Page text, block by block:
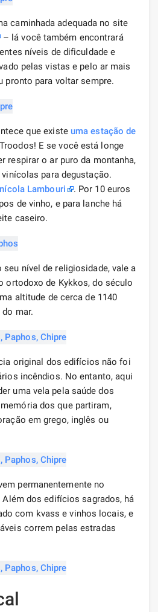
caminhada adequada no site
– lá você também encontrará
níveis de dificuldade e
pelas vistas e pelo ar mais
pronto para voltar sempre.
que existe uma estação de
E se você está longe
respirar o ar puro da montanha,
para degustação.
Lambouri
. Por 10 euros
de vinho, e para lanche há
caseiro.
seu nível de religiosidade, vale a
ortodoxo de Kykkos, do século
altitude de cerca de 1140
mar.
original dos edifícios não foi
incêndios. No entanto, aqui
uma vela pela saúde dos
dos que partiram,
em grego, inglês ou
permanentemente no
dos edifícios sagrados, há
com kvass e vinhos locais, e
​​correm pelas estradas